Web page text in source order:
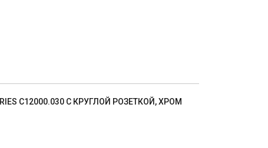
C12000.030 C КРУГЛОЙ РОЗЕТКОЙ, ХРОМ